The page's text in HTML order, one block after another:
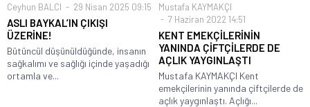
Ceyhun BALCI 29 Nisan 2025 09:15
ASLI BAYKAL’IN ÇIKIŞI
ÜZERİNE!
Bütüncül düşünüldüğünde, insanın
sağkalımı ve sağlığı içinde yaşadığı
ortamla ve...
Mustafa KAYMAKÇI
7 Haziran 2022 14:51
KENT EMEKÇİLERİNİN
YANINDA ÇİFTÇİLERDE DE
AÇLIK YAYGINLAŞTI
Mustafa KAYMAKÇI Kent
emekçilerinin yanında çiftçilerde de
açlık yaygınlaştı. Açlığı...